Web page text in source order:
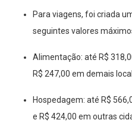
Para viagens, foi criada
seguintes valores
Alimentação: até R$
R$ 247,00 em demais
Hospedagem: até R$
e R$ 424,00 em outras